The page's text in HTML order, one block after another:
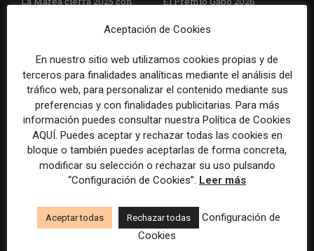
cooperativa pierde 38.542
Brasil, España y El Salvador
la violencia
Radio Televisión Madrid
control para el uso de la
inteligencia artificial
ADEPA crea un premio
cobertura periodística del
Mundial 2026
Aceptación de Cookies
En nuestro sitio web utilizamos cookies propias y de
terceros para finalidades analíticas mediante el análisis del
tráfico web, para personalizar el contenido mediante sus
preferencias y con finalidades publicitarias. Para más
información puedes consultar nuestra Política de Cookies
AQUÍ. Puedes aceptar y rechazar todas las cookies en
bloque o también puedes aceptarlas de forma concreta,
modificar su selección o rechazar su uso pulsando
“Configuración de Cookies”. Leer más
Aceptar todas Rechazar todas
Configuración de
Cookies